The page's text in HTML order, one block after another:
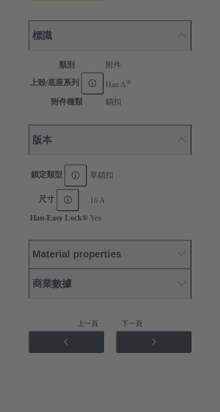
標識
類別 附件
上殼/底座系列 Han A®
附件種類 鎖扣
版本
鎖定類型 單鎖扣
尺寸 16 A
Han-Easy Lock® Yes
Material properties
商業數據
上一頁 下一頁